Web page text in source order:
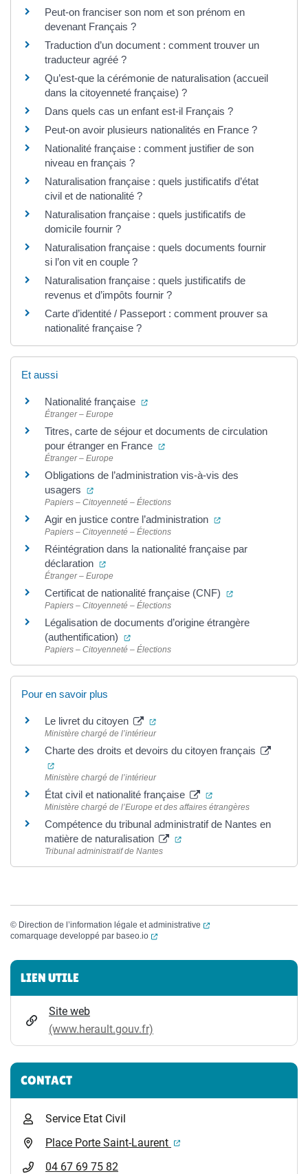
Peut-on franciser son nom et son prénom en
devenant Français ?
Traduction d’un document : comment trouver un
traducteur agréé ?
Qu’est-que la cérémonie de naturalisation (accueil
dans la citoyenneté française) ?
Dans quels cas un enfant est-il Français ?
Peut-on avoir plusieurs nationalités en France ?
Nationalité française : comment justifier de son
niveau en français ?
Naturalisation française : quels justificatifs d’état
civil et de nationalité ?
Naturalisation française : quels justificatifs de
domicile fournir ?
Naturalisation française : quels documents fournir
si l’on vit en couple ?
Naturalisation française : quels justificatifs de
revenus et d’impôts fournir ?
Carte d’identité / Passeport : comment prouver sa
nationalité française ?
Et aussi
Nationalité française (ouverture dans un nouvel onglet)
Étranger – Europe
Titres, carte de séjour et documents de circulation
pour étranger en France
(ouverture dans un nouvel
Étranger – Europe
Obligations de l’administration vis-à-vis des
usagers
(ouverture dans un nouvel onglet)
Papiers – Citoyenneté – Élections
Agir en justice contre l’administration (ouverture dans un
Papiers – Citoyenneté – Élections
Réintégration dans la nationalité française par
déclaration
(ouverture dans un nouvel onglet)
Étranger – Europe
Certificat de nationalité française (CNF) (ouverture dans
Papiers – Citoyenneté – Élections
Légalisation de documents d’origine étrangère
(authentification)
(ouverture dans un nouvel onglet)
Papiers – Citoyenneté – Élections
Pour en savoir plus
Le livret du citoyen (ouverture dans un nouvel onglet)
Ministère chargé de l’intérieur
Charte des droits et devoirs du citoyen français
(ouverture dans un nouvel onglet)
Ministère chargé de l’intérieur
État civil et nationalité française (ouverture dans un
Ministère chargé de l’Europe et des affaires étrangères
Compétence du tribunal administratif de Nantes en
matière de naturalisation
(ouverture dans un nouvel
Tribunal administratif de Nantes
© Direction de l’information légale et administrative
(ouverture dans un
comarquage developpé par baseo.io (ouverture dans un nouvel onglet)
Informations complémentaires
LIEN UTILE
Site web
(www.herault.gouv.fr)
CONTACT
Service Etat Civil
Place Porte Saint-Laurent
(ouverture dans un
04 67 69 75 82